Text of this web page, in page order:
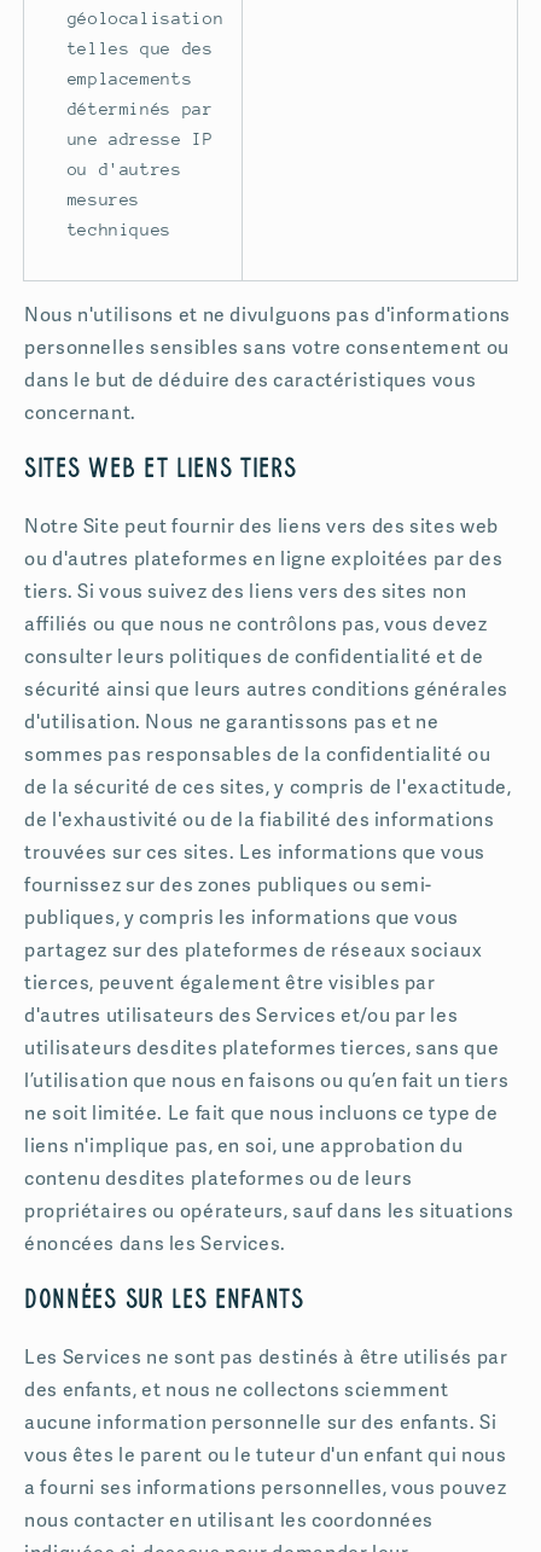
géolocalisation
telles que des
emplacements
déterminés par
une adresse IP
ou d'autres
mesures
techniques
Nous n'utilisons et ne divulguons pas d'informations
personnelles sensibles sans votre consentement ou
dans le but de déduire des caractéristiques vous
concernant.
Sites web et Liens tiers
Notre Site peut fournir des liens vers des sites web
ou d'autres plateformes en ligne exploitées par des
tiers. Si vous suivez des liens vers des sites non
affiliés ou que nous ne contrôlons pas, vous devez
consulter leurs politiques de confidentialité et de
sécurité ainsi que leurs autres conditions générales
d'utilisation. Nous ne garantissons pas et ne
sommes pas responsables de la confidentialité ou
de la sécurité de ces sites, y compris de l'exactitude,
de l'exhaustivité ou de la fiabilité des informations
trouvées sur ces sites. Les informations que vous
fournissez sur des zones publiques ou semi-
publiques, y compris les informations que vous
partagez sur des plateformes de réseaux sociaux
tierces, peuvent également être visibles par
d'autres utilisateurs des Services et/ou par les
utilisateurs desdites plateformes tierces, sans que
l’utilisation que nous en faisons ou qu’en fait un tiers
ne soit limitée. Le fait que nous incluons ce type de
liens n'implique pas, en soi, une approbation du
contenu desdites plateformes ou de leurs
propriétaires ou opérateurs, sauf dans les situations
énoncées dans les Services.
Données sur les enfants
Les Services ne sont pas destinés à être utilisés par
des enfants, et nous ne collectons sciemment
aucune information personnelle sur des enfants. Si
vous êtes le parent ou le tuteur d'un enfant qui nous
a fourni ses informations personnelles, vous pouvez
nous contacter en utilisant les coordonnées